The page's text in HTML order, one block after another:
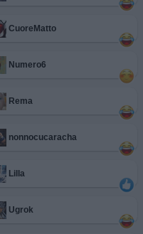
CuoreMatto
Numero6
Rema
nonnocucaracha
Lilla
Ugrok